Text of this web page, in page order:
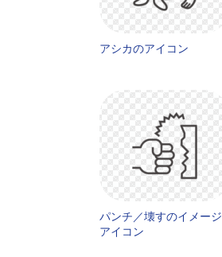
アシカのアイコン
パンチ／壊すのイメージ
アイコン